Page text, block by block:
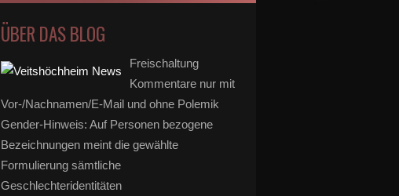
ÜBER DAS BLOG
Freischaltung
Kommentare nur mit
Vor-/Nachnamen/E-Mail und ohne Polemik
Gender-Hinweis: Auf Personen bezogene
Bezeichnungen meint die gewählte
Formulierung sämtliche
Geschlechteridentitäten